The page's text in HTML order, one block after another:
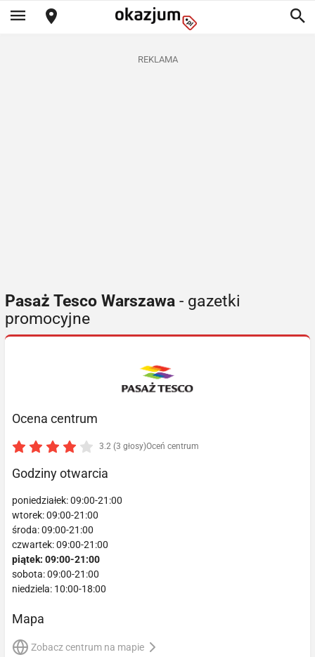
REKLAMA
Pasaż Tesco Warszawa - gazetki
promocyjne
Ocena centrum
3.2 (3 głosy)Oceń centrum
Godziny otwarcia
poniedziałek: 09:00-21:00
wtorek: 09:00-21:00
środa: 09:00-21:00
czwartek: 09:00-21:00
piątek: 09:00-21:00
sobota: 09:00-21:00
niedziela: 10:00-18:00
Mapa
Zobacz centrum na mapie